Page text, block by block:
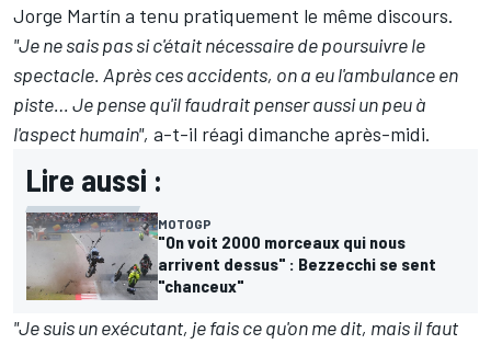
Jorge Martín a tenu pratiquement le même discours.
"Je ne sais pas si c'était nécessaire de poursuivre le
spectacle. Après ces accidents, on a eu l'ambulance en
piste… Je pense qu'il faudrait penser aussi un peu à
l'aspect humain", a-t-il réagi dimanche après-midi.
Lire aussi :
MOTOGP
"On voit 2000 morceaux qui nous
arrivent dessus" : Bezzecchi se sent
"chanceux"
"Je suis un exécutant, je fais ce qu'on me dit, mais il faut